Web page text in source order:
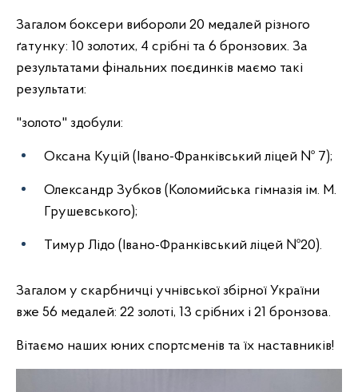
Загалом боксери вибороли 20 медалей різного
ґатунку: 10 золотих, 4 срібні та 6 бронзових. За
результатами фінальних поєдинків маємо такі
результати:
"золото" здобули:
Оксана Куцій (Івано-Франківський ліцей № 7);
Олександр Зубков (Коломийська гімназія ім. М.
Грушевського);
Тимур Лідо (Івано-Франківський ліцей №20).
Загалом у скарбничці учнівської збірної України
вже 56 медалей: 22 золоті, 13 срібних і 21 бронзова.
Вітаємо наших юних спортсменів та їх наставників!